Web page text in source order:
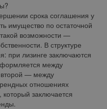
срока соглашения у
имущество по остаточной
возможности —
В структуре
при лизинге заключаются
между
второй — между
отношениях
который заключается